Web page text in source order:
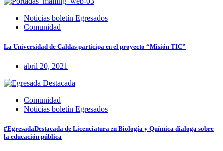
Noticias boletín Egresados
Comunidad
La Universidad de Caldas participa en el proyecto “Misión TIC”
abril 20, 2021
Comunidad
Noticias boletín Egresados
#EgresadaDestacada de Licenciatura en Biología y Química dialoga sobre
la educación pública